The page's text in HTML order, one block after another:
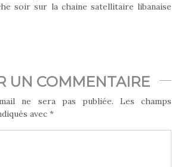
soir sur la chaine satellitaire libanaise
UN COMMENTAIRE
ne sera pas publiée.
Les champs
avec *